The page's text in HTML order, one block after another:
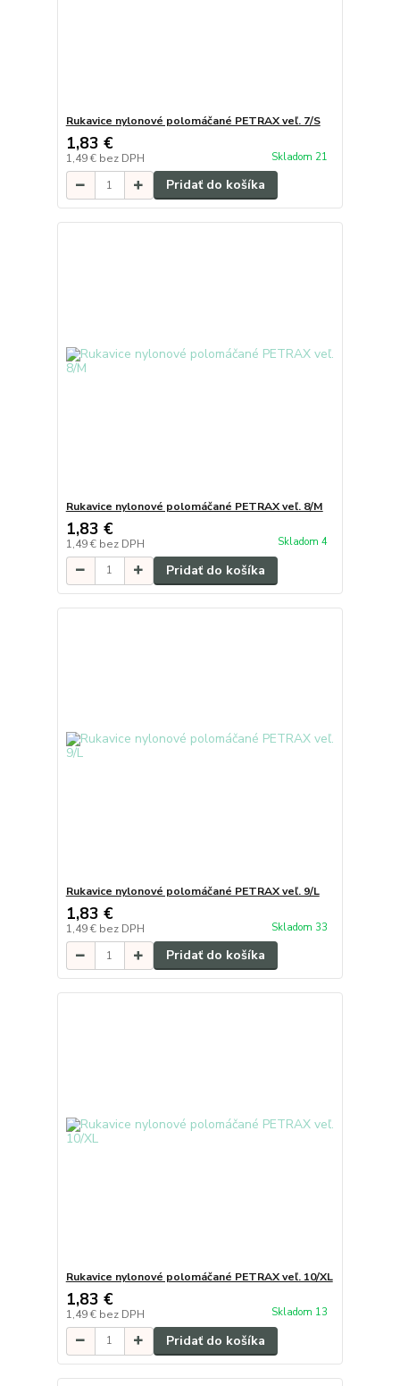
Rukavice nylonové polomáčané PETRAX veľ. 7/S
1,83 €
1,49 € bez DPH Skladom 21
Pridať do košíka
Rukavice nylonové polomáčané PETRAX veľ. 8/M
1,83 €
1,49 € bez DPH Skladom 4
Pridať do košíka
Rukavice nylonové polomáčané PETRAX veľ. 9/L
1,83 €
1,49 € bez DPH Skladom 33
Pridať do košíka
Rukavice nylonové polomáčané PETRAX veľ. 10/XL
1,83 €
1,49 € bez DPH Skladom 13
Pridať do košíka